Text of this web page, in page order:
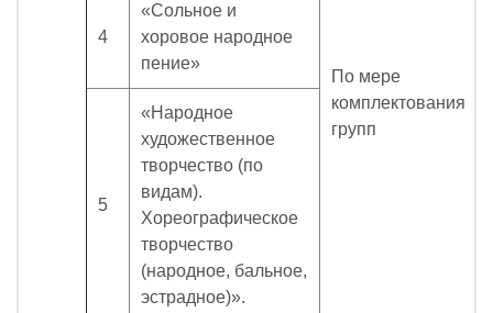
По мере
комплектования
групп
4
«Сольное и
хоровое народное
пение»
5
«Народное
художественное
творчество (по
видам).
Хореографическое
творчество
(народное, бальное,
эстрадное)».